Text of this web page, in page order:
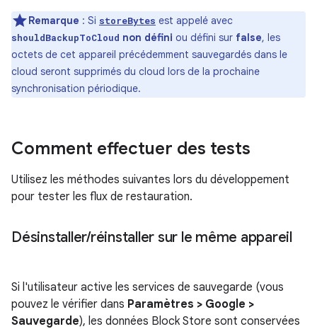
Remarque : Si storeBytes est appelé avec
shouldBackupToCloud non défini ou défini sur false, les
octets de cet appareil précédemment sauvegardés dans le
cloud seront supprimés du cloud lors de la prochaine
synchronisation périodique.
Comment effectuer des tests
Utilisez les méthodes suivantes lors du développement
pour tester les flux de restauration.
Désinstaller/réinstaller sur le même appareil
Si l'utilisateur active les services de sauvegarde (vous
pouvez le vérifier dans Paramètres > Google >
Sauvegarde), les données Block Store sont conservées